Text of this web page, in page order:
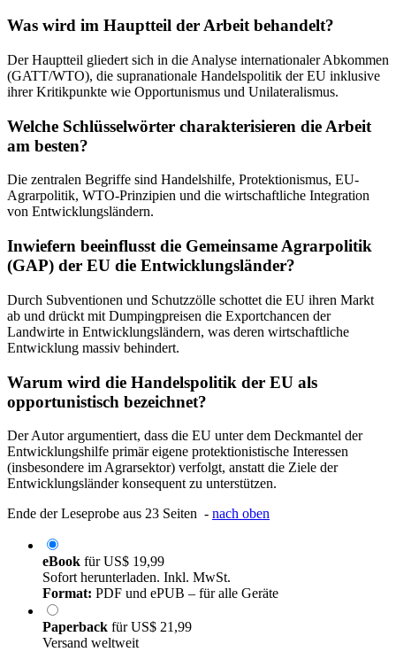
Was wird im Hauptteil der Arbeit behandelt?
Der Hauptteil gliedert sich in die Analyse internationaler Abkommen
(GATT/WTO), die supranationale Handelspolitik der EU inklusive
ihrer Kritikpunkte wie Opportunismus und Unilateralismus.
Welche Schlüsselwörter charakterisieren die Arbeit
am besten?
Die zentralen Begriffe sind Handelshilfe, Protektionismus, EU-
Agrarpolitik, WTO-Prinzipien und die wirtschaftliche Integration
von Entwicklungsländern.
Inwiefern beeinflusst die Gemeinsame Agrarpolitik
(GAP) der EU die Entwicklungsländer?
Durch Subventionen und Schutzzölle schottet die EU ihren Markt
ab und drückt mit Dumpingpreisen die Exportchancen der
Landwirte in Entwicklungsländern, was deren wirtschaftliche
Entwicklung massiv behindert.
Warum wird die Handelspolitik der EU als
opportunistisch bezeichnet?
Der Autor argumentiert, dass die EU unter dem Deckmantel der
Entwicklungshilfe primär eigene protektionistische Interessen
(insbesondere im Agrarsektor) verfolgt, anstatt die Ziele der
Entwicklungsländer konsequent zu unterstützen.
Ende der Leseprobe aus 23 Seiten - nach oben
eBook fürUS$ 19,99
Sofort herunterladen. Inkl. MwSt.
Format: PDF und ePUB – für alle Geräte
Paperback fürUS$ 21,99
Versand weltweit